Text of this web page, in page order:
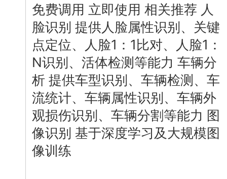
MCP组件
聚合优质工具与MCP服务
百度搜索
25年搜索沉淀，权威高质多模态信源
百度百科
超3000万全行业词条，800万用户共吸纳
智能生成PPT
智能大纲汇总，文库资源沉淀
精选Agent
官方能力直达，快速体
全能AI助手
深度研究Agent
百度AI搜索
智能应用 行业应用
视频云平台 企业服务
地图服务
百度云手机
免费调用 立即使用 相关推荐 人
脸识别 提供人脸属性识别、关键
点定位、人脸1：1比对、人脸1：
N识别、活体检测等能力 车辆分
析 提供车型识别、车辆检测、车
流统计、车辆属性识别、车辆外
观损伤识别、车辆分割等能力 图
像识别 基于深度学习及大规模图
像训练